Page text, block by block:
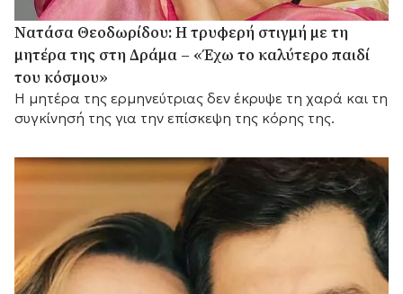
Νατάσα Θεοδωρίδου: Η τρυφερή στιγμή με τη
μητέρα της στη Δράμα – «Έχω το καλύτερο παιδί
του κόσμου»
Η μητέρα της ερμηνεύτριας δεν έκρυψε τη χαρά και τη
συγκίνησή της για την επίσκεψη της κόρης της.